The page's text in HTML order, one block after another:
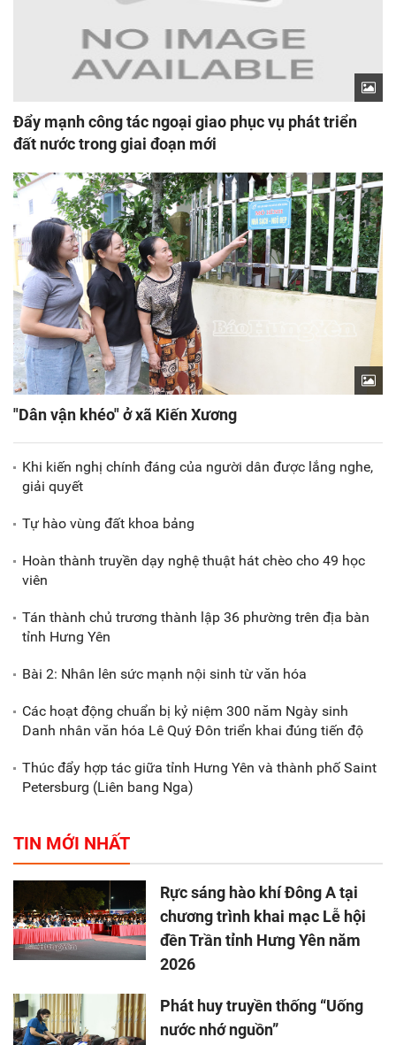
Đẩy mạnh công tác ngoại giao phục vụ phát triển
đất nước trong giai đoạn mới
"Dân vận khéo" ở xã Kiến Xương
Khi kiến nghị chính đáng của người dân được lắng nghe,
giải quyết
Tự hào vùng đất khoa bảng
Hoàn thành truyền dạy nghệ thuật hát chèo cho 49 học
viên
Tán thành chủ trương thành lập 36 phường trên địa bàn
tỉnh Hưng Yên
Bài 2: Nhân lên sức mạnh nội sinh từ văn hóa
Các hoạt động chuẩn bị kỷ niệm 300 năm Ngày sinh
Danh nhân văn hóa Lê Quý Đôn triển khai đúng tiến độ
Thúc đẩy hợp tác giữa tỉnh Hưng Yên và thành phố Saint
Petersburg (Liên bang Nga)
TIN MỚI NHẤT
Rực sáng hào khí Đông A tại
chương trình khai mạc Lễ hội
đền Trần tỉnh Hưng Yên năm
2026
Phát huy truyền thống “Uống
nước nhớ nguồn”